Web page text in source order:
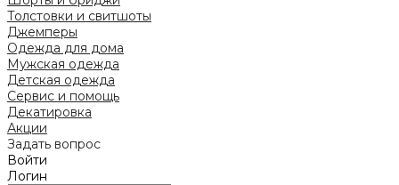
Толстовки и свитшоты
Джемперы
Одежда для дома
Мужская одежда
Детская одежда
Сервис и помощь
Декатировка
Акции
Задать вопрос
Войти
Логин